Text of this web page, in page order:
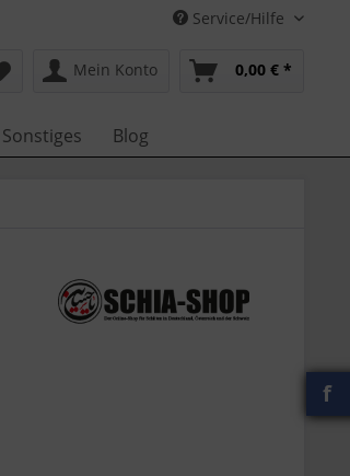
Service/Hilfe
Mein Konto 0,00 € *
Sonstiges Blog
f